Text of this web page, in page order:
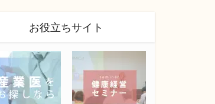
お役立ちサイト